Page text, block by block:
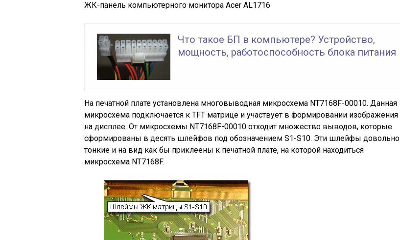
ЖК-панель компьютерного монитора Acer AL1716
Что такое БП в компьютере? Устройство,
мощность, работоспособность блока питания
На печатной плате установлена многовыводная микросхема NT7168F-00010. Данная
микросхема подключается к TFT матрице и участвует в формировании изображения
на дисплее. От микросхемы NT7168F-00010 отходит множество выводов, которые
сформированы в десять шлейфов под обозначением S1-S10. Эти шлейфы довольно
тонкие и на вид как бы приклеены к печатной плате, на которой находиться
микросхема NT7168F.